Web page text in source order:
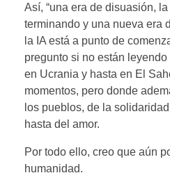
Así, “una era de disuasión,
terminando y una nueva era
la IA está a punto de
pregunto si no están
en Ucrania y hasta en El
momentos, pero donde
los pueblos, de la
hasta del amor.
Por todo ello, creo que aún
humanidad.